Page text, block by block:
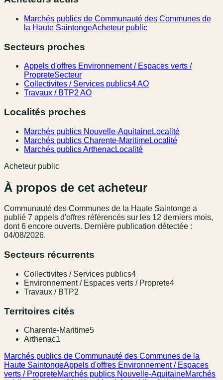
Marchés publics de Communauté des Communes de
la Haute SaintongeAcheteur public
Secteurs proches
Appels d'offres Environnement / Espaces verts /
PropreteSecteur
Collectivites / Services publics4 AO
Travaux / BTP2 AO
Localités proches
Marchés publics Nouvelle-AquitaineLocalité
Marchés publics Charente-MaritimeLocalité
Marchés publics ArthenacLocalité
Acheteur public
À propos de cet acheteur
Communauté des Communes de la Haute Saintonge a
publié 7 appel s d'offres référencés sur les 12 derniers mois,
dont 6 encore ouverts. Dernière publication détectée :
04/08/2026.
Secteurs récurrents
Collectivites / Services publics4
Environnement / Espaces verts / Proprete4
Travaux / BTP2
Territoires cités
Charente-Maritime5
Arthenac1
Marchés publics de Communauté des Communes de la
Haute SaintongeAppels d'offres Environnement / Espaces
verts / PropreteMarchés publics Nouvelle-AquitaineMarchés